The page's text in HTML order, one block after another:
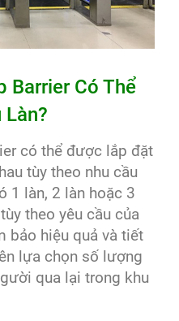
Barrier Có Thể
có thể được lắp đặt
tùy theo nhu cầu
1 làn, 2 làn hoặc 3
theo yêu cầu của
bảo hiệu quả và tiết
lựa chọn số lượng
qua lại trong khu